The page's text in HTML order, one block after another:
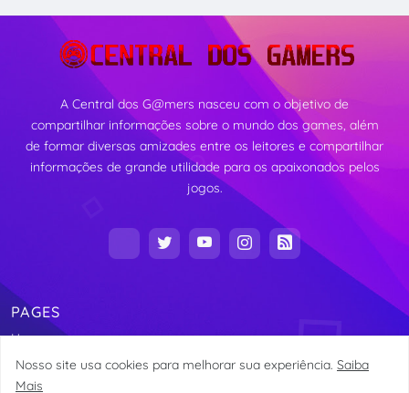
A Central dos G@mers nasceu com o objetivo de
compartilhar informações sobre o mundo dos games, além
de formar diversas amizades entre os leitores e compartilhar
informações de grande utilidade para os apaixonados pelos
jogos.
PAGES
Home
Nosso site usa cookies para melhorar sua experiência. Saiba
Mais